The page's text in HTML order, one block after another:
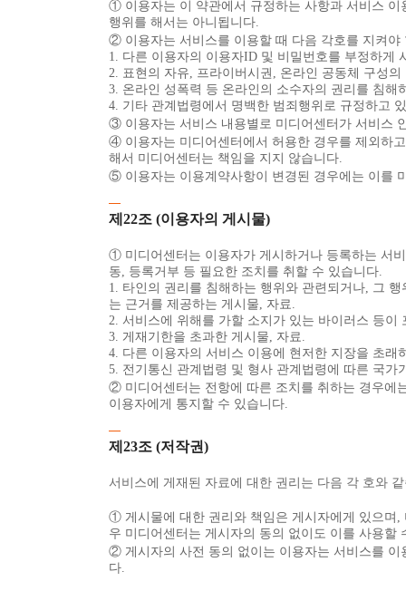
① 이용자는 이 약관에서 규정하는 사항과 서비스 이
행위를 해서는 아니됩니다.
② 이용자는 서비스를 이용할 때 다음 각호를 지켜야
1. 다른 이용자의 이용자ID 및 비밀번호를 부정하게
2. 표현의 자유, 프라이버시권, 온라인 공동체 구성
3. 온라인 성폭력 등 온라인의 소수자의 권리를 침해
4. 기타 관계법령에서 명백한 범죄행위로 규정하고
③ 이용자는 서비스 내용별로 미디어센터가 서비스
④ 이용자는 미디어센터에서 허용한 경우를 제외하
해서 미디어센터는 책임을 지지 않습니다.
⑤ 이용자는 이용계약사항이 변경된 경우에는 이를
제22조 (이용자의 게시물)
① 미디어센터는 이용자가 게시하거나 등록하는 서
동, 등록거부 등 필요한 조치를 취할 수 있습니다.
1. 타인의 권리를 침해하는 행위와 관련되거나, 그
는 근거를 제공하는 게시물, 자료.
2. 서비스에 위해를 가할 소지가 있는 바이러스 등이
3. 게재기한을 초과한 게시물, 자료.
4. 다른 이용자의 서비스 이용에 현저한 지장을 초래
5. 전기통신 관계법령 및 형사 관계법령에 따른 국
② 미디어센터는 전항에 따른 조치를 취하는 경우에
이용자에게 통지할 수 있습니다.
제23조 (저작권)
서비스에 게재된 자료에 대한 권리는 다음 각 호와
① 게시물에 대한 권리와 책임은 게시자에게 있으며,
우 미디어센터는 게시자의 동의 없이도 이를 사용할
② 게시자의 사전 동의 없이는 이용자는 서비스를 이
다.